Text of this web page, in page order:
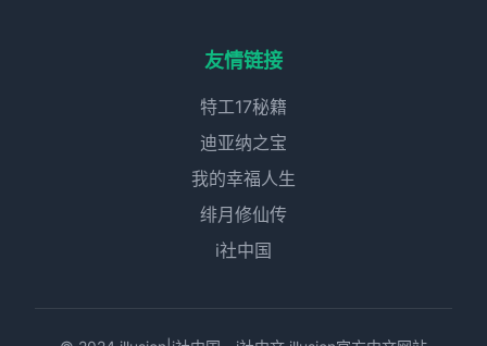
友情链接
特工17秘籍
迪亚纳之宝
我的幸福人生
绯月修仙传
i社中国